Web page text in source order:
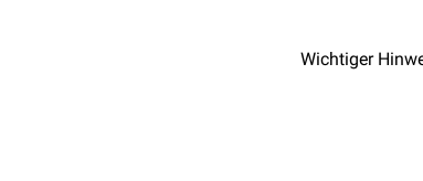
Wichtiger